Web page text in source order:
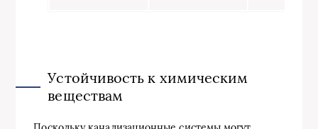
Устойчивость к химическим
веществам